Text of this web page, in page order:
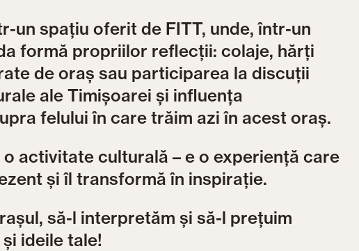
un spațiu oferit de FITT, unde, într-un
formă propriilor reflecții: colaje, hărți
de oraș sau participarea la discuții
ale Timișoarei și influența
felului în care trăim azi în acest oraș.
activitate culturală – e o experiență care
și îl transformă în inspirație.
să-l interpretăm și să-l prețuim
ideile tale!